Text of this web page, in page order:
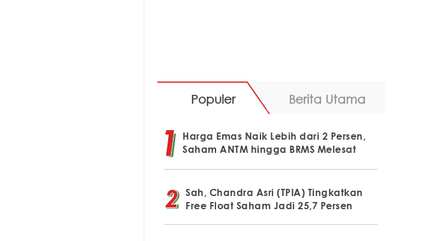
Populer Berita Utama
Harga Emas Naik Lebih dari 2 Persen,
Saham ANTM hingga BRMS Melesat
Sah, Chandra Asri (TPIA) Tingkatkan
Free Float Saham Jadi 25,7 Persen